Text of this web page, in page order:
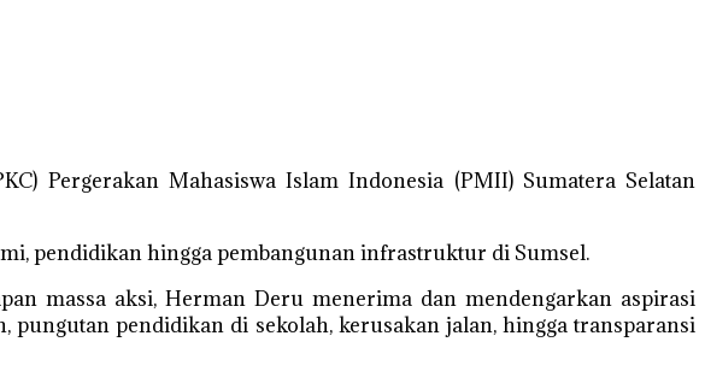
Pergerakan Mahasiswa Islam Indonesia (PMII) Sumatera Selatan
pendidikan hingga pembangunan infrastruktur di Sumsel.
massa aksi, Herman Deru menerima dan mendengarkan aspirasi
pendidikan di sekolah, kerusakan jalan, hingga transparansi